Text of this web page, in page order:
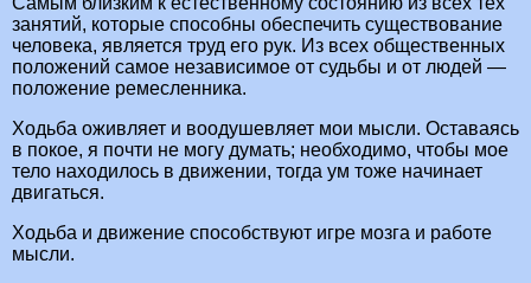
занятий, которые способны обеспечить существование
человека, является труд его рук. Из всех общественных
положений самое независимое от судьбы и от людей —
положение ремесленника.
Ходьба оживляет и воодушевляет мои мысли. Оставаясь
в покое, я почти не могу думать; необходимо, чтобы мое
тело находилось в движении, тогда ум тоже начинает
двигаться.
Ходьба и движение способствуют игре мозга и работе
мысли.